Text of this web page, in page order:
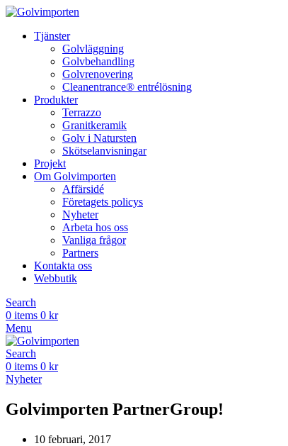
Tjänster
Golvläggning
Golvbehandling
Golvrenovering
Cleanentrance® entrélösning
Produkter
Terrazzo
Granitkeramik
Golv i Natursten
Skötselanvisningar
Projekt
Om Golvimporten
Affärsidé
Företagets policys
Nyheter
Arbeta hos oss
Vanliga frågor
Partners
Kontakta oss
Webbutik
Search
0 items 0 kr
Menu
Search
0 items 0 kr
Nyheter
Golvimporten PartnerGroup!
10 februari, 2017